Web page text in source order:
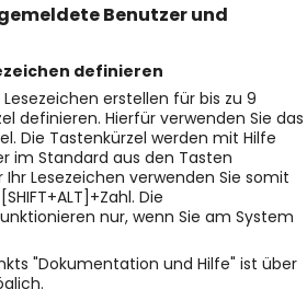
Benutzer und
definieren
erstellen für bis zu 9
definieren. Hierfür verwenden Sie das
Die Tastenkürzel werden mit Hilfe
im Standard aus den Tasten
Ihr Lesezeichen verwenden Sie somit
Die
nur, wenn Sie am System
"Dokumentation und Hilfe" ist über